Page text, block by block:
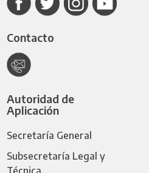
Contacto
Autoridad de
Aplicación
Secretaría General
Subsecretaría Legal y
Técnica